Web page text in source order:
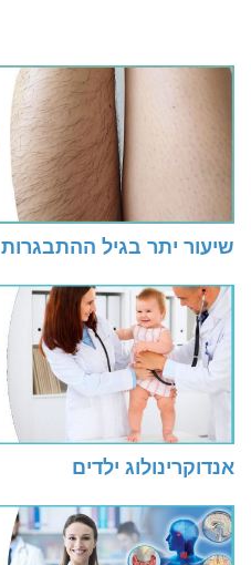
שיעור יתר בגיל ההתבגרות
אנדוקרינולוג ילדים